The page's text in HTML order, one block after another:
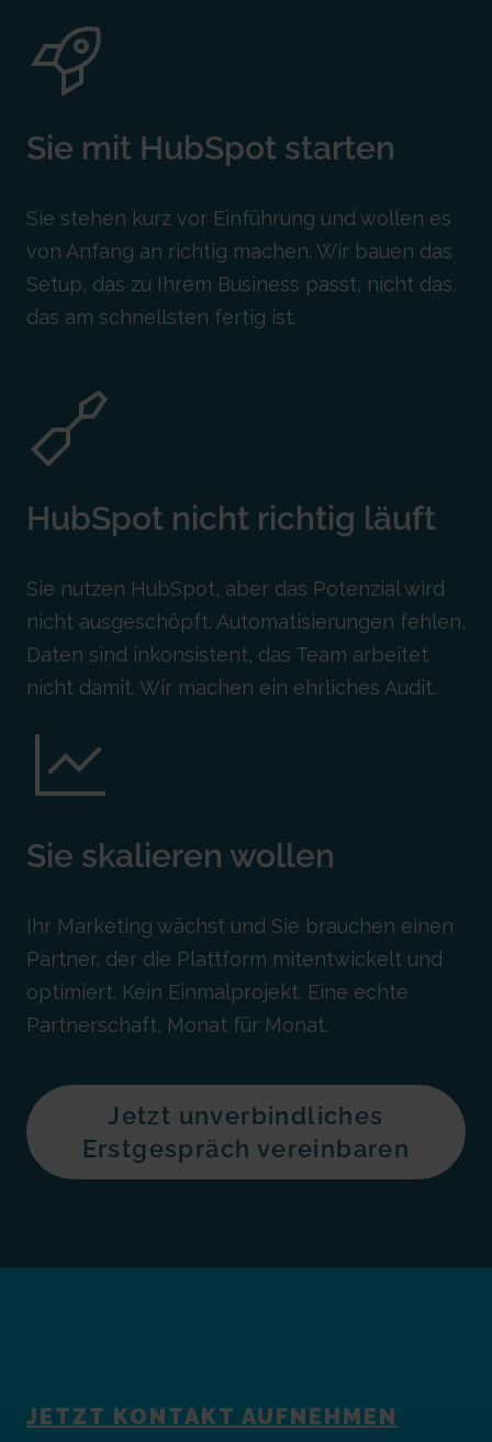
Sie mit HubSpot starten
Sie stehen kurz vor Einführung und wollen es
von Anfang an richtig machen. Wir bauen das
Setup, das zu Ihrem Business passt, nicht das,
das am schnellsten fertig ist.
HubSpot nicht richtig läuft
Sie nutzen HubSpot, aber das Potenzial wird
nicht ausgeschöpft. Automatisierungen fehlen,
Daten sind inkonsistent, das Team arbeitet
nicht damit. Wir machen ein ehrliches Audit.
Sie skalieren wollen
Ihr Marketing wächst und Sie brauchen einen
Partner, der die Plattform mitentwickelt und
optimiert. Kein Einmalprojekt. Eine echte
Partnerschaft, Monat für Monat.
Jetzt unverbindliches
Erstgespräch vereinbaren
JETZT KONTAKT AUFNEHMEN